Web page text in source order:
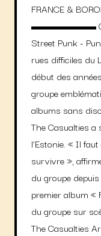
FRANCE &
▬▬▬▬▬▬
Street Punk -
rues difficiles du
début des
groupe
albums sans
The Casualties a
l’Estonie. « Il
survivre »,
du groupe
premier album «
du groupe sur
The Casualties